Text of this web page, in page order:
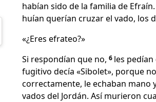
habían sido de la familia de
huían querían cruzar el vado, los
«¿Eres efrateo?»
Si respondían que no, 6 les pedían
fugitivo decía «Sibolet», porque
correctamente, le echaban mano
vados del Jordán. Así murieron